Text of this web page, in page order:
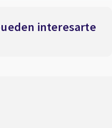
interesarte